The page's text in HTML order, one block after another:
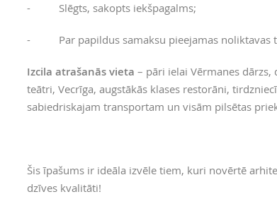
- Slēgts, sakopts iekšpagalms;
- Par papildus samaksu pieejamas noliktavas
Izcila atrašanās vieta – pāri ielai Vērmanes
teātri, Vecrīga, augstākās klases restorāni,
sabiedriskajam transportam un visām pilsētas
Šis īpašums ir ideāla izvēle tiem, kuri novērtē
dzīves kvalitāti!